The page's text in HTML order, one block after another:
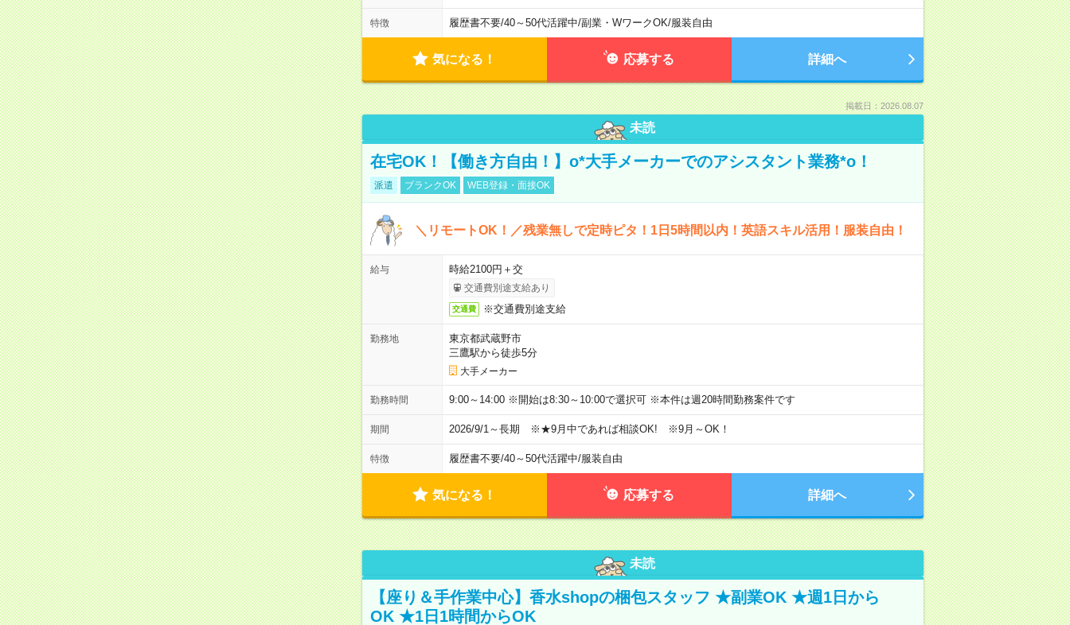
特徴 履歴書不要/40～50代活躍中/副業・WワークOK/服装自由
気になる！ 応募する 詳細へ
掲載日：2026.08.07
未読
在宅OK！【働き方自由！】o*大手メーカーでのアシスタント業務*o！
派遣 ブランクOK WEB登録・面接OK
＼リモートOK！／残業無しで定時ピタ！1日5時間以内！英語スキル活用！服装自由！
給与 時給2100円＋交
交通費別途支給あり
交通費 ※交通費別途支給
勤務地
東京都武蔵野市
三鷹駅から徒歩5分
大手メーカー
勤務時間 9:00～14:00 ※開始は8:30～10:00で選択可 ※本件は週20時間勤務案件です
期間 2026/9/1～長期 ※★9月中であれば相談OK! ※9月～OK！
特徴 履歴書不要/40～50代活躍中/服装自由
気になる！ 応募する 詳細へ
未読
【座り＆手作業中心】香水shopの梱包スタッフ ★副業OK ★週1日から
OK ★1日1時間からOK